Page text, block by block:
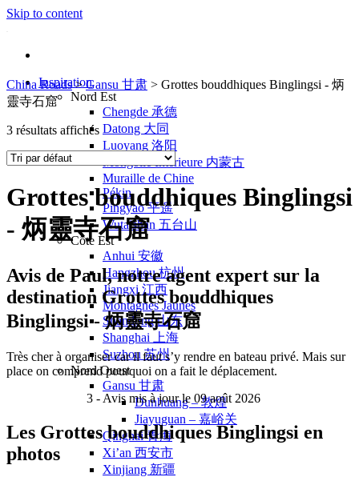
Skip to content
Inspiration
Nord Est
Chengde 承德
Datong 大同
Luoyang 洛阳
Mongolie Intérieure 内蒙古
Muraille de Chine
Pékin
Pingyao 平遥
Wutaishan 五台山
Côte Est
Anhui 安徽
Hangzhou 杭州
Jiangxi 江西
Montagnes Jaunes
Shandong 山东
Shanghai 上海
Suzhou 苏州
Nord Ouest
Gansu 甘肃
Dunhuang – 敦煌
Jiayuguan – 嘉峪关
Qinghai 青海
Xi’an 西安市
Xinjiang 新疆
China Roads > Gansu 甘肃 > Grottes bouddhiques Binglingsi - 炳
靈寺石窟
3 résultats affichés
Grottes bouddhiques Binglingsi
- 炳靈寺石窟
Avis de Paul, notre agent expert sur la
destination Grottes bouddhiques
Binglingsi - 炳靈寺石窟
Très cher à organiser car il faut s’y rendre en bateau privé. Mais sur
place on comprend pourquoi on a fait le déplacement.
3 - Avis mis à jour le 09 août 2026
Les Grottes bouddhiques Binglingsi en
photos